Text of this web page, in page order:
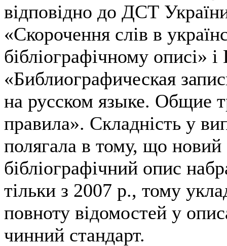
відповідно до ДСТ
«Скорочення слів в
бібліографічному описі»
«Библиографическая
на русском языке. Общие
правила». Складність у
полягала в тому, що новий
бібліографічний опис
тільки з 2007 р., тому
повноту відомостей у
чинний стандарт.